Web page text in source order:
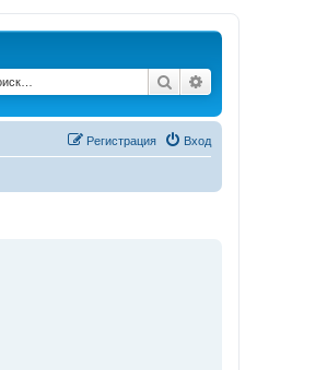
Поиск
Вход
Регистрация